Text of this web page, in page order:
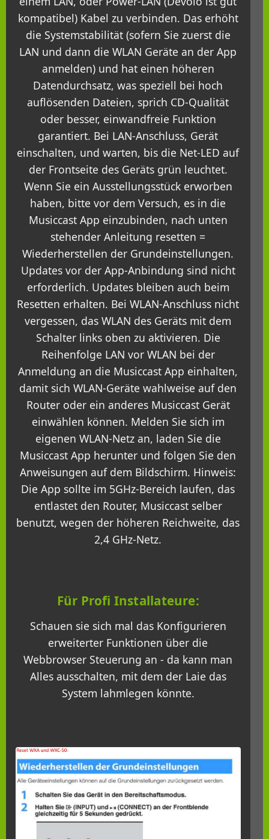
kompatibel) Kabel zu verbinden. Das erhöht
die Systemstabilität (sofern Sie zuerst die
LAN und dann die WLAN Geräte an der App
anmelden) und hat einen höheren
Datendurchsatz, was speziell bei hoch
auflösenden Dateien, sprich CD-Qualität
oder besser, einwandfreie Funktion
garantiert. Bei LAN-Anschluss, Gerät
einschalten, und warten, bis die Net-LED auf
der Frontseite des Geräts grün leuchtet.
Wenn Sie ein Ausstellungsstück erworben
haben, bitte vor dem Versuch, es in die
Musiccast App einzubinden, nach unten
stehender Anleitung resetten =
Wiederherstellen der Grundeinstellungen.
Updates vor der App-Anbindung sind nicht
erforderlich. Updates bleiben auch beim
Resetten erhalten. Bei WLAN-Anschluss nicht
vergessen, das WLAN des Geräts mit dem
Schalter links oben zu aktivieren. Die
Reihenfolge LAN vor WLAN bei der
Anmeldung an die Musiccast App einhalten,
damit sich WLAN-Geräte wahlweise auf den
Router oder ein anderes Musiccast Gerät
einwählen können. Melden Sie sich im
eigenen WLAN-Netz an, laden Sie die
Musiccast App herunter und folgen Sie den
Anweisungen auf dem Bildschirm. Hinweis:
Die App sollte im 5GHz-Bereich laufen, das
entlastet den Router, Musiccast selber
benutzt, wegen der höheren Reichweite, das
2,4 GHz-Netz.
Für Profi Installateure:
Schauen sie sich mal das Konfigurieren
erweiterter Funktionen über die
Webbrowser Steuerung an - da kann man
Alles ausschalten, mit dem der Laie das
System lahmlegen könnte.